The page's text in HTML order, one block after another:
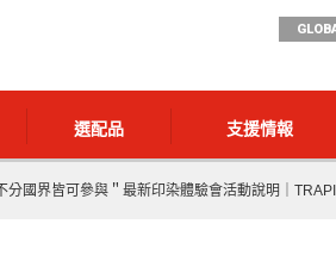
選配品 支援情報
國界皆可參與＂最新印染體驗會活動說明｜